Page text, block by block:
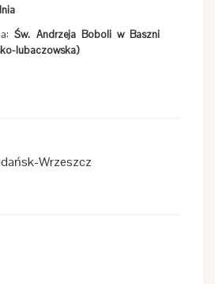
Św. Andrzeja Boboli w Baszni
lubaczowska)
Wrzeszcz